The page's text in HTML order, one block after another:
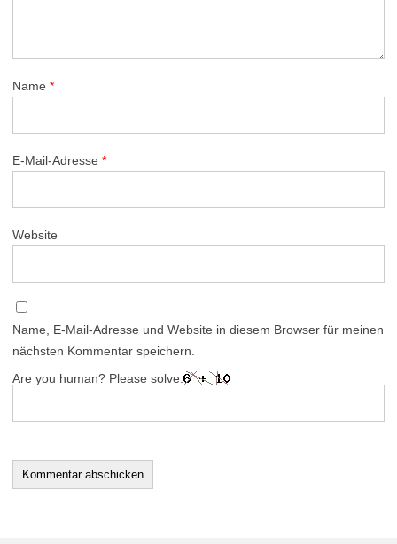
Name *
E-Mail-Adresse *
Website
Name, E-Mail-Adresse und Website in diesem Browser für meinen
nächsten Kommentar speichern.
Are you human? Please solve: